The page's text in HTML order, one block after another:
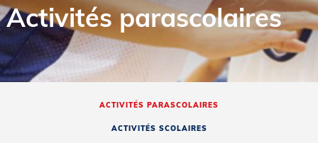
Activités parascolaires
ACTIVITÉS PARASCOLAIRES
ACTIVITÉS SCOLAIRES